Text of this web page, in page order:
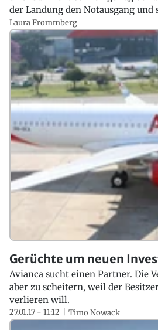
der Landung den Notausgang und
Laura Frommberg
Gerüchte um neuen
Avianca sucht einen Partner. Die
aber zu scheitern, weil der
verlieren will.
27.01.17 - 11:12 Timo Nowack